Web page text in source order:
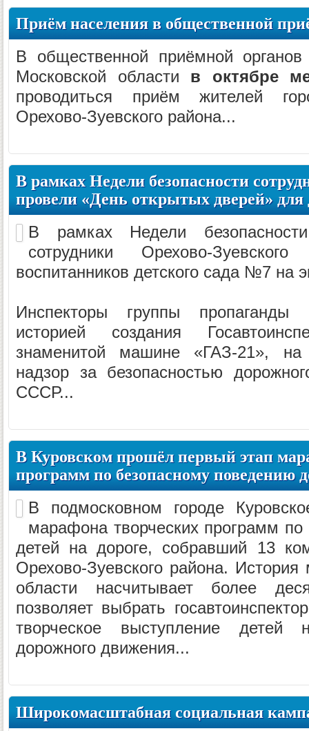
Приём населения в общественной
В общественной приёмной органов
Московской области в октябре
проводиться приём жителей
Орехово-Зуевского района...
В рамках Недели безопасности
провели «День открытых дверей»
В рамках Недели
сотрудники Орехово-
воспитанников детского сада №7 на
Инспекторы группы
историей создания
знаменитой машине «ГАЗ-21», на
надзор за безопасностью
СССР...
В Куровском прошёл первый этап
программ по безопасному поведению
В подмосковном городе
марафона творческих программ
детей на дороге, собравший 13
Орехово-Зуевского района.
области насчитывает более
позволяет выбрать
творческое выступление детей
дорожного движения...
Широкомасштабная социальная